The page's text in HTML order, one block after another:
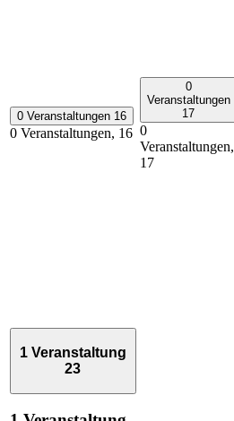
0 Veranstaltungen 16
0 Veranstaltungen, 16
0
Veranstaltungen
17
0
Veranstaltungen,
17
1 Veranstaltung
23